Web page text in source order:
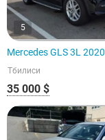
5
Mercedes GLS 3L 2020
Тбилиси
35 000 $